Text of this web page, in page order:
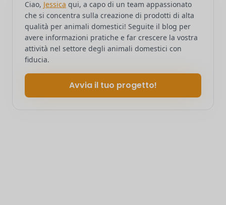
Ciao, Jessica qui, a capo di un team appassionato
che si concentra sulla creazione di prodotti di alta
qualità per animali domestici! Seguite il blog per
avere informazioni pratiche e far crescere la vostra
attività nel settore degli animali domestici con
fiducia.
Avvia il tuo progetto!